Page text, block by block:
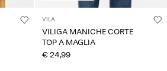
VILA
VILIGA MANICHE CORTE
TOP A MAGLIA
€ 24,99